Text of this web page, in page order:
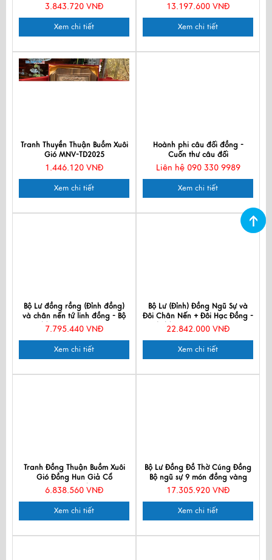
3.843.720 VNĐ
Xem chi tiết
13.197.600 VNĐ
Xem chi tiết
Tranh Thuyền Thuận Buồm Xuôi
Gió MNV-TD2025
1.446.120 VNĐ
Xem chi tiết
Hoành phi câu đối đồng -
Cuốn thư câu đối
Liên hệ 090 330 9989
Xem chi tiết
Bộ Lư đồng rồng (Đỉnh đồng)
và chân nến tứ linh đồng - Bộ
thờ cúng MNV-DD19
7.795.440 VNĐ
Xem chi tiết
Bộ Lư (Đỉnh) Đồng Ngũ Sự và
Đôi Chân Nến + Đôi Hạc Đồng -
Bộ thờ cúng MNV-DD20-55
22.842.000 VNĐ
Xem chi tiết
Tranh Đồng Thuận Buồm Xuôi
Gió Đồng Hun Giả Cổ
DD8282/5
6.838.560 VNĐ
Xem chi tiết
Bộ Lư Đồng Đồ Thờ Cúng Đồng
Bộ ngũ sự 9 món đồng vàng
MNV-BDD9M1
17.305.920 VNĐ
Xem chi tiết